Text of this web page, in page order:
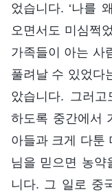
었습니다. ‘나를
오면서도 미심쩍
가족들이 아는 사
풀려날 수 있었다
았습니다. 그러
하도록 중간에서
아들과 크게 다툰
님을 믿으면 농약
니다. 그 일로 중